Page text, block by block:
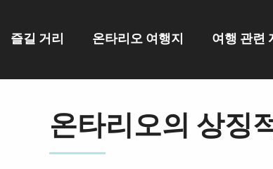
즐길 거리 온타리오 여행지 여행 관련
온타리오의 상징